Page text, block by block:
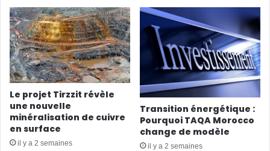
Le projet Tirzzit révèle
une nouvelle
minéralisation de cuivre
en surface
il y a 2 semaines
Transition énergétique :
Pourquoi TAQA Morocco
change de modèle
il y a 2 semaines